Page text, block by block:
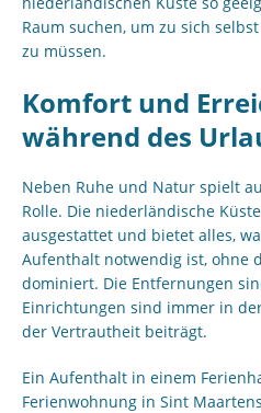
Raum suchen, um zu sich
zu müssen.
Komfort und
während des
Neben Ruhe und Natur spielt
Rolle. Die niederländische
ausgestattet und bietet alles,
Aufenthalt notwendig ist, ohne
dominiert. Die Entfernungen
Einrichtungen sind immer in
der Vertrautheit beiträgt.
Ein Aufenthalt in einem
Ferienwohnung in Sint